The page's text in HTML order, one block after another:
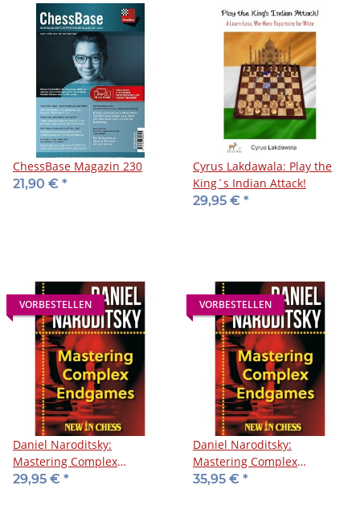
ChessBase Magazin 230
21,90 € *
Cyrus Lakdawala: Play the
King´s Indian Attack!
29,95 € *
VORBESTELLEN
Daniel Naroditsky:
Mastering Complex
Endgames
29,95 € *
VORBESTELLEN
Daniel Naroditsky:
Mastering Complex
Endgames
35,95 € *